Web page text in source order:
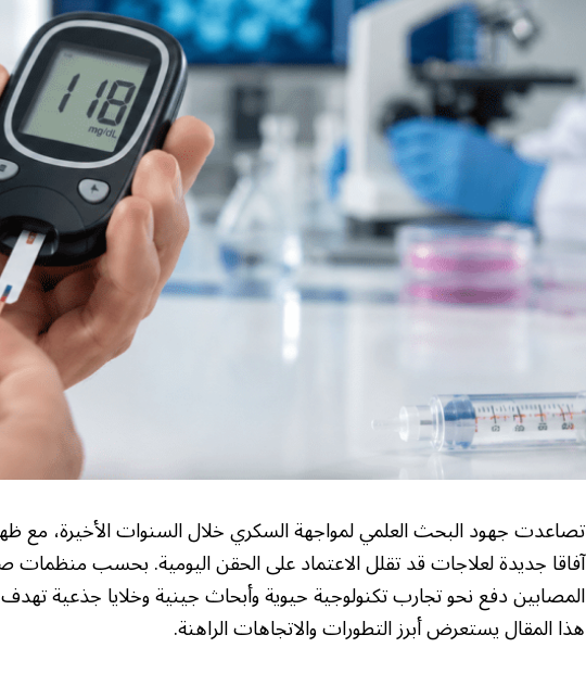
تصاعدت جهود البحث العلمي لمواجهة السكري خلال السنوات الأخيرة، مع
آفاقا جديدة لعلاجات قد تقلل الاعتماد على الحقن اليومية. بحسب منظمات
المصابين دفع نحو تجارب تكنولوجية حيوية وأبحاث جينية وخلايا جذعية تهدف
هذا المقال يستعرض أبرز التطورات والاتجاهات الراهنة.